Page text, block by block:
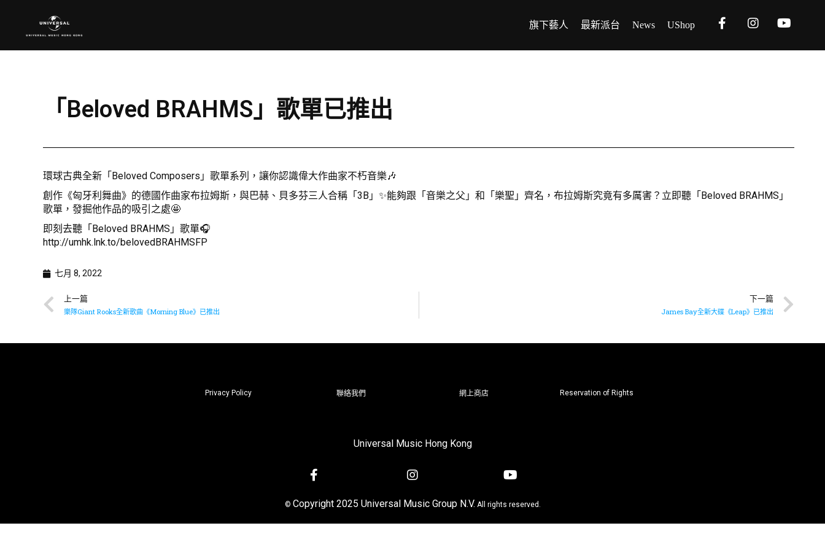
旗下藝人 最新派台 News UShop
「Beloved BRAHMS」歌單已推出
環球古典全新「Beloved Composers」歌單系列，讓你認識偉大作曲家不朽音樂🎶
創作《匈牙利舞曲》的德國作曲家布拉姆斯，與巴赫、貝多芬三人合稱「3B」✨能夠跟「音樂之父」和「樂聖」齊名，布拉姆斯究竟有多厲害？立即聽「Beloved BRAHMS」
歌單，發掘他作品的吸引之處🤩
即刻去聽「Beloved BRAHMS」歌單🎧
http://umhk.lnk.to/belovedBRAHMSFP
七月 8, 2022
上一篇
樂隊Giant Rooks全新歌曲《Morning Blue》已推出
下一篇
James Bay全新大碟《Leap》已推出
Privacy Policy 聯絡我們 網上商店 Reservation of Rights
Universal Music Hong Kong
© Copyright 2025 Universal Music Group N.V. All rights reserved.